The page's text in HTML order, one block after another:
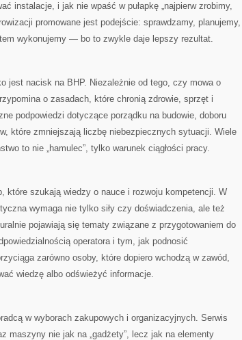
instalacje, i jak nie wpaść w pułapkę „najpierw zrobimy,
promowane jest podejście: sprawdzamy, planujemy,
wykonujemy — bo to zwykle daje lepszy rezultat.
jest nacisk na BHP. Niezależnie od tego, czy mowa o
o zasadach, które chronią zdrowie, sprzęt i
podpowiedzi dotyczące porządku na budowie, doboru
które zmniejszają liczbę niebezpiecznych sytuacji. Wiele
to nie „hamulec”, tylko warunek ciągłości pracy.
które szukają wiedzy o nauce i rozwoju kompetencji. W
wymaga nie tylko siły czy doświadczenia, ale też
pojawiają się tematy związane z przygotowaniem do
operatora i tym, jak podnosić
zarówno osoby, które dopiero wchodzą w zawód,
wiedzę albo odświeżyć informacje.
w wyborach zakupowych i organizacyjnych. Serwis
maszyny nie jak na „gadżety”, lecz jak na elementy